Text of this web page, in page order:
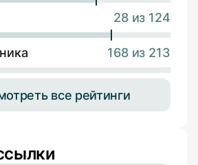
28 из 124
168 из 213
все рейтинги